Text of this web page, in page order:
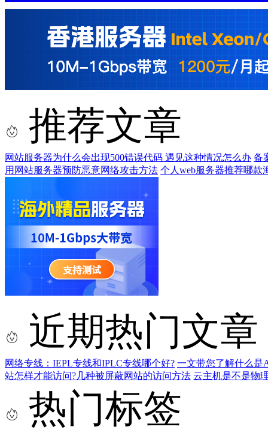
推荐文章
网站服务器为什么会出现500错误代码 遇见这种情况怎么办 备
用网站服务器预防恶意网络攻击方法 个人web服务器推荐哪款
近期热门文章
网络专线：IEPL专线和IPLC专线哪个好? 一文带您了解什么是
站怎样才能访问?几种被屏蔽网站的访问方法 云主机是不是物
热门标签